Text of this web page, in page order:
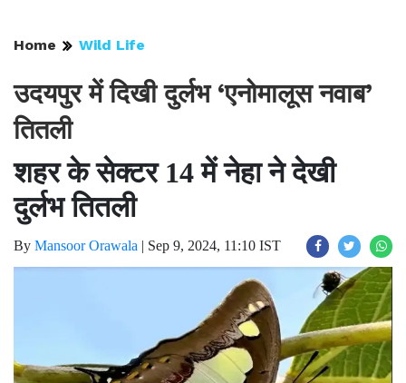
Home Wild Life
उदयपुर में दिखी दुर्लभ ‘एनोमालूस नवाब’
तितली
शहर के सेक्टर 14 में नेहा ने देखी
दुर्लभ तितली
By Mansoor Orawala | Sep 9, 2024, 11:10 IST